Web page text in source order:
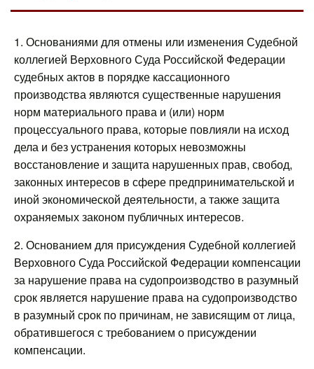
1. Основаниями для отмены или изменения Судебной
коллегией Верховного Суда Российской Федерации
судебных актов в порядке кассационного
производства являются существенные нарушения
норм материального права и (или) норм
процессуального права, которые повлияли на исход
дела и без устранения которых невозможны
восстановление и защита нарушенных прав, свобод,
законных интересов в сфере предпринимательской и
иной экономической деятельности, а также защита
охраняемых законом публичных интересов.
2. Основанием для присуждения Судебной коллегией
Верховного Суда Российской Федерации компенсации
за нарушение права на судопроизводство в разумный
срок является нарушение права на судопроизводство
в разумный срок по причинам, не зависящим от лица,
обратившегося с требованием о присуждении
компенсации.